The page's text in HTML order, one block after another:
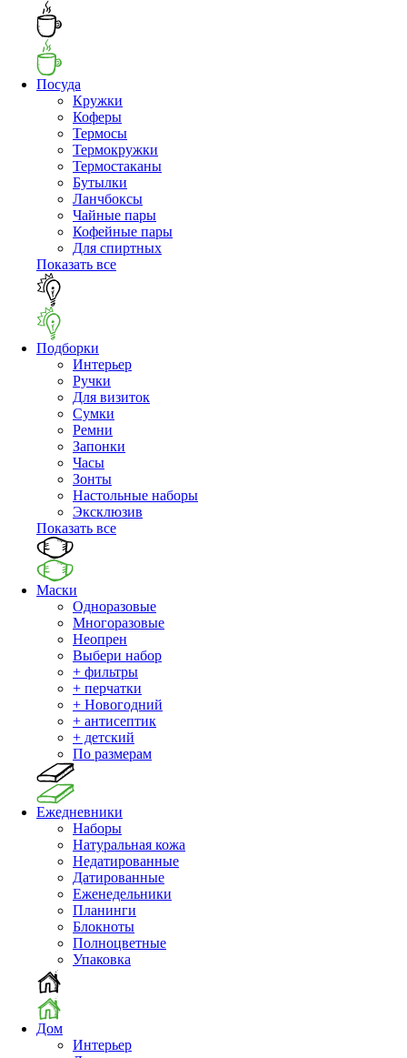
Посуда
Кружки
Коферы
Термосы
Термокружки
Термостаканы
Бутылки
Ланчбоксы
Чайные пары
Кофейные пары
Для спиртных
Показать все
Подборки
Интерьер
Ручки
Для визиток
Сумки
Ремни
Запонки
Часы
Зонты
Настольные наборы
Эксклюзив
Показать все
Маски
Одноразовые
Многоразовые
Неопрен
Выбери набор
+ фильтры
+ перчатки
+ Новогодний
+ антисептик
+ детский
По размерам
Ежедневники
Наборы
Натуральная кожа
Недатированные
Датированные
Еженедельники
Планинги
Блокноты
Полноцветные
Упаковка
Дом
Интерьер